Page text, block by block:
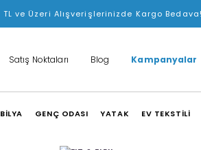
ve Üzeri Alışverişlerinizde Kargo Bedava!
Satış Noktaları Blog Kampanyalar
GENÇ ODASI YATAK EV TEKSTİLİ